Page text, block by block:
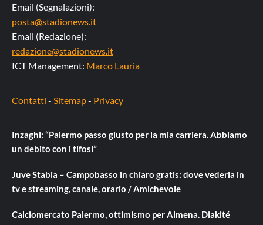
Email (Segnalazioni):
posta@stadionews.it
Email (Redazione):
redazione@stadionews.it
ICT Management: Marco Lauria
Contatti - Sitemap- Privacy
Inzaghi: “Palermo passo giusto per la mia carriera. Abbiamo
un debito con i tifosi”
Juve Stabia – Campobasso in chiaro gratis: dove vederla in
tv e streaming, canale, orario / Amichevole
Calciomercato Palermo, ottimismo per Almena. Diakité